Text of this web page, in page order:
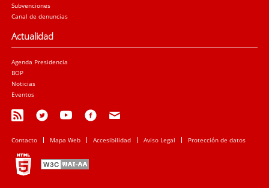
Subvenciones
Canal de denuncias
Actualidad
Agenda Presidencia
BOP
Noticias
Eventos
Contacto Mapa Web Accesibilidad Aviso Legal Protección de datos